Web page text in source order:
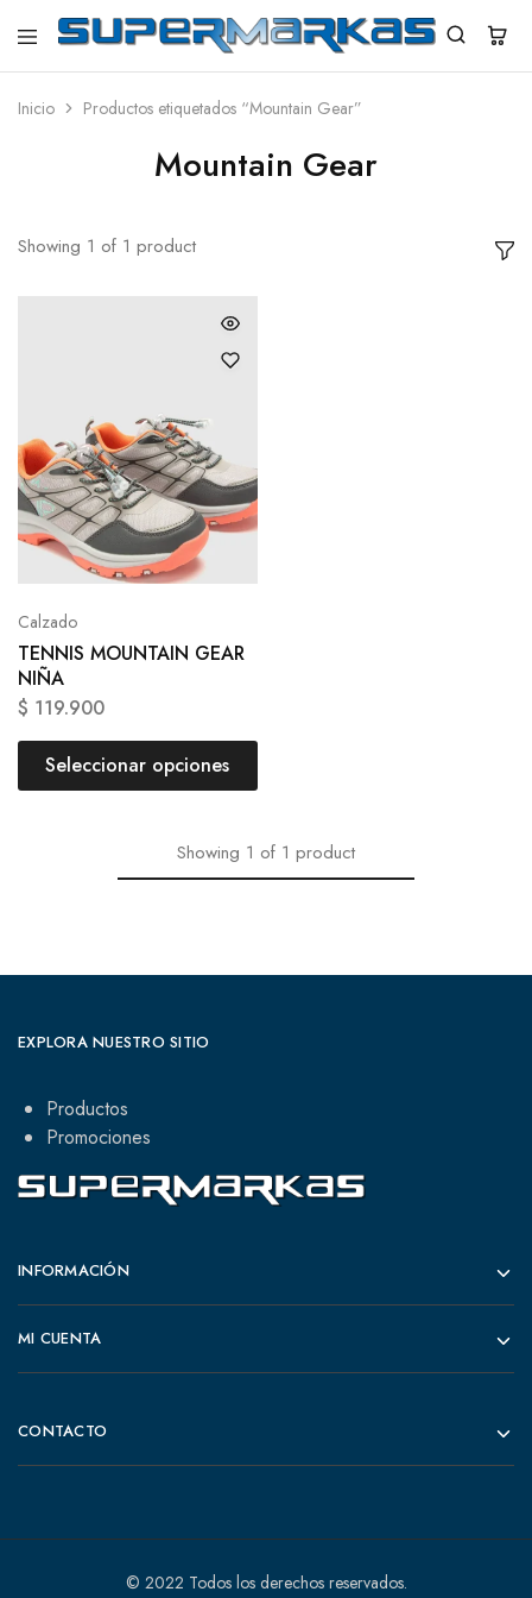
SuperMarkas
Ropa
con
Inicio Productos etiquetados “Mountain Gear”
Mountain Gear
Showing 1 of 1 product
Calzado
TENNIS MOUNTAIN GEAR
NIÑA
$ 119.900
Seleccionar opciones
Showing 1 of 1 product
EXPLORA NUESTRO SITIO
Productos
Promociones
INFORMACIÓN
MI CUENTA
CONTACTO
© 2022 Todos los derechos reservados.